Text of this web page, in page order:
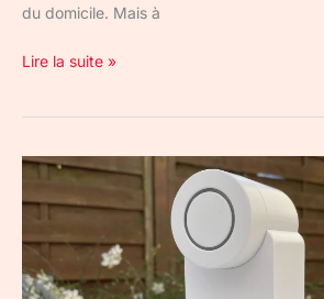
du domicile. Mais à
Lire la suite »
Nuki
Smart
Lock
Go
test